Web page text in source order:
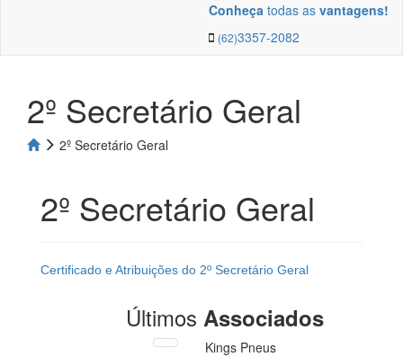
Conheça todas as vantagens!
(62)3357-2082
2º Secretário Geral
2º Secretário Geral
2º Secretário Geral
Certificado e Atribuições do 2º Secretário Geral
Últimos Associados
Kings Pneus